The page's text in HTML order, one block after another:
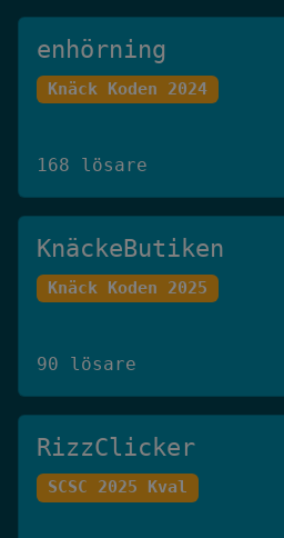
enhörning
Knäck Koden 2024
168 lösare
KnäckeButiken
Knäck Koden 2025
90 lösare
RizzClicker
SCSC 2025 Kval